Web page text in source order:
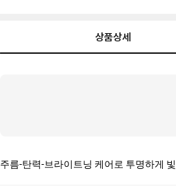
상품상세
주름-탄력-브라이트닝 케어로 투명하게